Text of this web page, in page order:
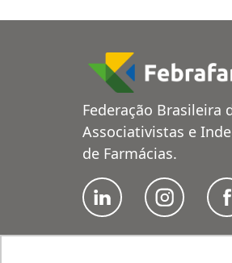
Federação Brasileira
Associativistas e
de Farmácias.